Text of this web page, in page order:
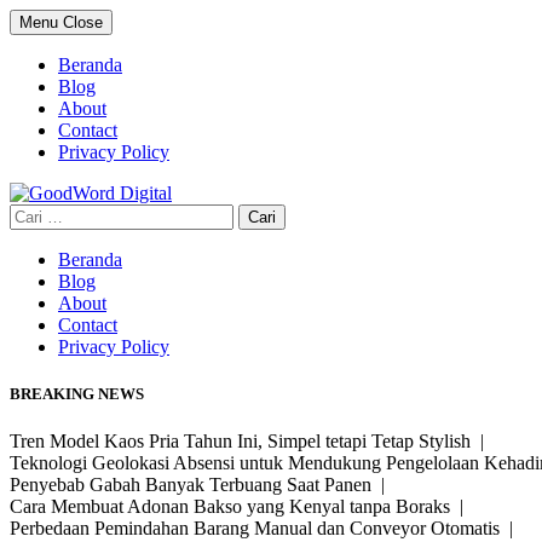
Skip
to
content
Menu Close
Beranda
Blog
About
Contact
Privacy Policy
Cari
untuk:
Beranda
Blog
About
Contact
Privacy Policy
BREAKING NEWS
Tren Model Kaos Pria Tahun Ini, Simpel tetapi Tetap Stylish |
Teknologi Geolokasi Absensi untuk Mendukung Pengelolaan
Penyebab Gabah Banyak Terbuang Saat Panen |
Cara Membuat Adonan Bakso yang Kenyal tanpa Boraks |
Perbedaan Pemindahan Barang Manual dan Conveyor Otomatis |